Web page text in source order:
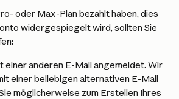
oder Max-Plan bezahlt haben, dies
widergespiegelt wird, sollten Sie
einer anderen E-Mail angemeldet. Wir
einer beliebigen alternativen E-Mail
möglicherweise zum Erstellen Ihres